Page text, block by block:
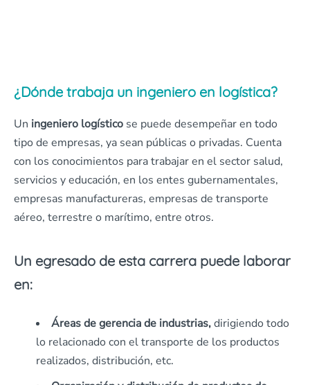
¿Dónde trabaja un ingeniero en logística?
Un ingeniero logístico se puede desempeñar en todo
tipo de empresas, ya sean públicas o privadas. Cuenta
con los conocimientos para trabajar en el sector salud,
servicios y educación, en los entes gubernamentales,
empresas manufactureras, empresas de transporte
aéreo, terrestre o marítimo, entre otros.
Un egresado de esta carrera puede laborar
en:
Áreas de gerencia de industrias,dirigiendo todo
lo relacionado con el transporte de los productos
realizados, distribución, etc.